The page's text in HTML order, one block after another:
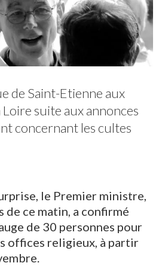
de Saint-Etienne aux
suite aux annonces
concernant les cultes
le Premier ministre,
de ce matin, a confirmé
de 30 personnes pour
offices religieux, à partir